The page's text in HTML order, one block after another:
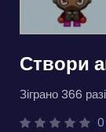
Створи
Зіграно 366
0